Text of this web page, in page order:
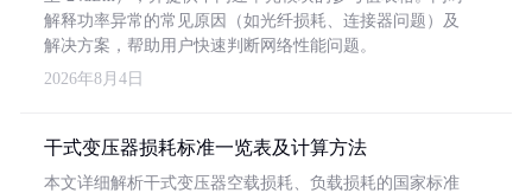
解释功率异常的常见原因（如光纤损耗、连接器问题）及
解决方案，帮助用户快速判断网络性能问题。
2026年8月4日
干式变压器损耗标准一览表及计算方法
本文详细解析干式变压器空载损耗、负载损耗的国家标准